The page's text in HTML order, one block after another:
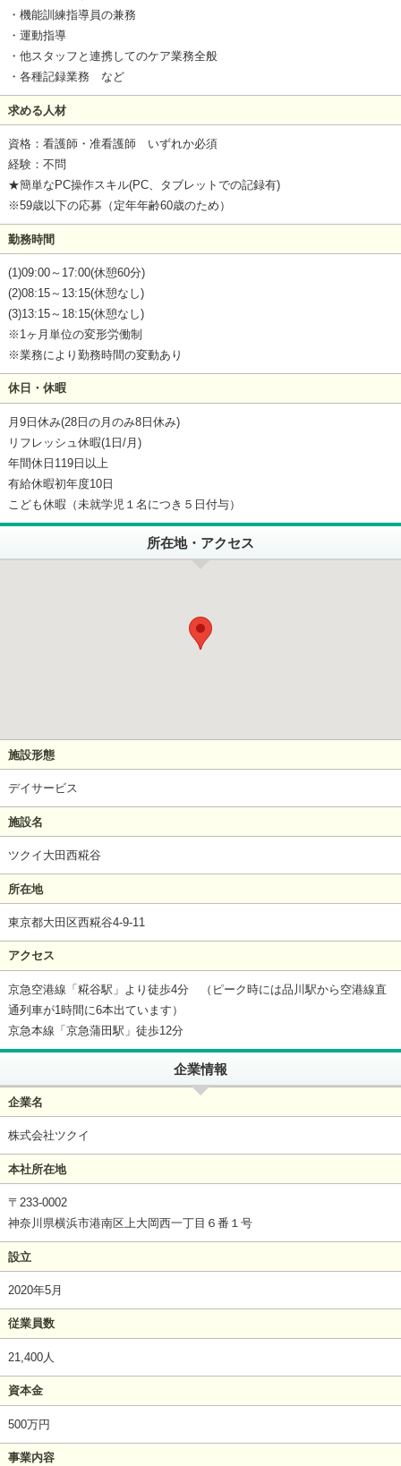
・機能訓練指導員の兼務
・運動指導
・他スタッフと連携してのケア業務全般
・各種記録業務 など
求める人材
資格：看護師・准看護師 いずれか必須
経験：不問
★簡単なPC操作スキル(PC、タブレットでの記録有)
※59歳以下の応募（定年年齢60歳のため）
勤務時間
(1)09:00～17:00(休憩60分)
(2)08:15～13:15(休憩なし)
(3)13:15～18:15(休憩なし)
※1ヶ月単位の変形労働制
※業務により勤務時間の変動あり
休日・休暇
月9日休み(28日の月のみ8日休み)
リフレッシュ休暇(1日/月)
年間休日119日以上
有給休暇初年度10日
こども休暇（未就学児１名につき５日付与）
所在地・アクセス
施設形態
デイサービス
施設名
ツクイ大田西糀谷
所在地
東京都大田区西糀谷4-9-11
アクセス
京急空港線「糀谷駅」より徒歩4分 （ピーク時には品川駅から空港線直
通列車が1時間に6本出ています）
京急本線「京急蒲田駅」徒歩12分
企業情報
企業名
株式会社ツクイ
本社所在地
〒233-0002
神奈川県横浜市港南区上大岡西一丁目６番１号
設立
2020年5月
従業員数
21,400人
資本金
500万円
事業内容